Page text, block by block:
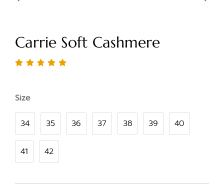
Carrie Soft Cashmere
Size
34 35 36 37 38 39 40
41 42